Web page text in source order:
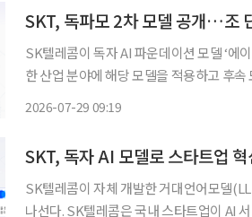
SKT, 독파모 2차 모델 공개…조
SK텔레콤이 독자 AI 파운데이션 모델 ‘에
한 산업 분야에 해당 모델을 적용하고 후
2026-07-29 09:19
SKT, 독자 AI 모델로 스타트업 혁
SK텔레콤이 자체 개발한 거대언어모델
나선다. SK텔레콤은 국내 스타트업이 AI 서비스를 보다 쉽게 개발·검증할 수 있도록 자사 AI